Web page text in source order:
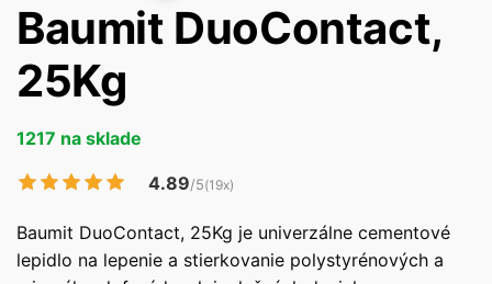
Baumit DuoContact,
25Kg
1217 na sklade
4.89/5(19x)
Baumit DuoContact, 25Kg je univerzálne cementové
lepidlo na lepenie a stierkovanie polystyrénových a